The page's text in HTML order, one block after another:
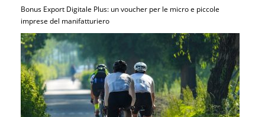
Bonus Export Digitale Plus: un voucher per le micro e piccole
imprese del manifatturiero